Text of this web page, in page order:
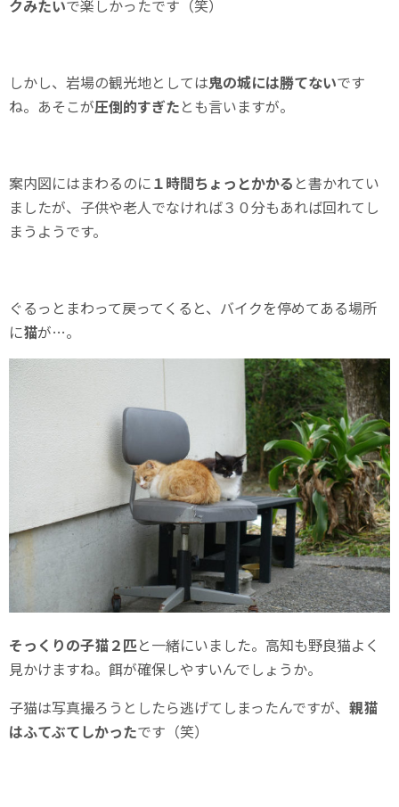
クみたいで楽しかったです（笑）
しかし、岩場の観光地としては鬼の城には勝てないです
ね。あそこが圧倒的すぎたとも言いますが。
案内図にはまわるのに１時間ちょっとかかる と書かれてい
ましたが、子供や老人でなければ３０分もあれば回れてし
まうようです。
ぐるっとまわって戻ってくると、バイクを停めてある場所
に猫が…。
そっくりの子猫２匹と一緒にいました。高知も野良猫よく
見かけますね。餌が確保しやすいんでしょうか。
子猫は写真撮ろうとしたら逃げてしまったんですが、 親猫
はふてぶてしかったです（笑）